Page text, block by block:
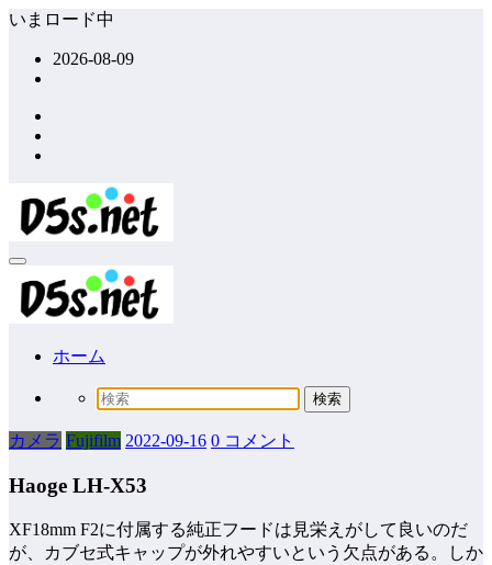
コ
ッ
プ
いまロード中
2026-08-09
ホーム
カメラ Fujifilm 2022-09-16 0 コメント
Haoge LH-X53
XF18mm F2に付属する純正フードは見栄えがして良いのだ
が、カブセ式キャップが外れやすいという欠点がある。しか